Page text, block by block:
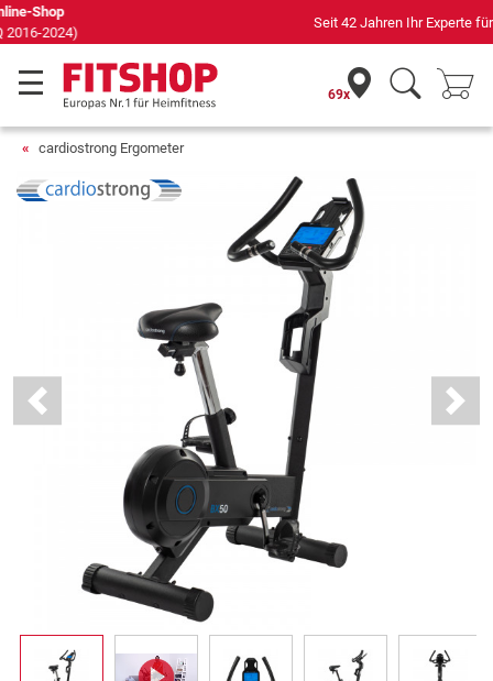
Seit 42 Jahren Ihr Experte für Heimfitness
69x
cardiostrong Ergometer
Previous Next